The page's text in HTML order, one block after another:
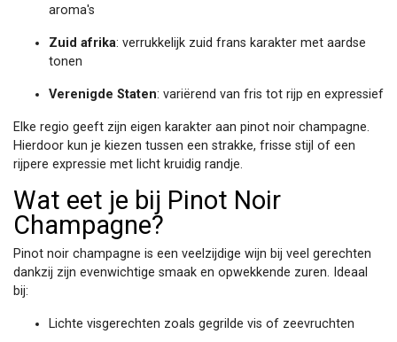
aroma's
Zuid afrika: verrukkelijk zuid frans karakter met aardse
tonen
Verenigde Staten: variërend van fris tot rijp en expressief
Elke regio geeft zijn eigen karakter aan pinot noir champagne.
Hierdoor kun je kiezen tussen een strakke, frisse stijl of een
rijpere expressie met licht kruidig randje.
Wat eet je bij Pinot Noir
Champagne?
Pinot noir champagne is een veelzijdige wijn bij veel gerechten
dankzij zijn evenwichtige smaak en opwekkende zuren. Ideaal
bij:
Lichte visgerechten zoals gegrilde vis of zeevruchten